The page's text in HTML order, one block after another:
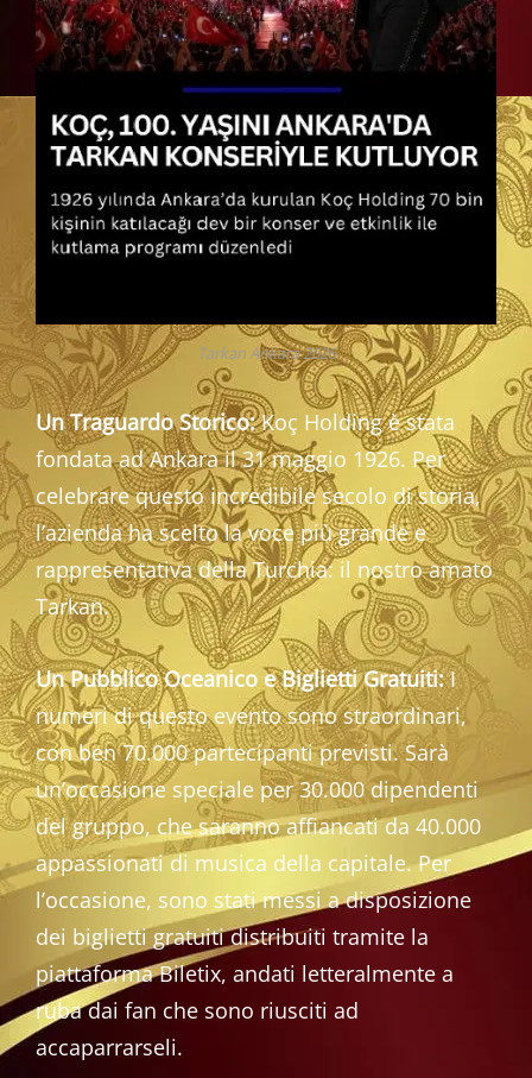
Tarkan Ankara 2026
Un Traguardo Storico:Koç Holding è stata
fondata ad Ankara il 31 maggio 1926. Per
celebrare questo incredibile secolo di storia,
l’azienda ha scelto la voce più grande e
rappresentativa della Turchia: il nostro amato
Tarkan.
Un Pubblico Oceanico e Biglietti Gratuiti:I
numeri di questo evento sono straordinari,
con ben 70.000 partecipanti previsti. Sarà
un’occasione speciale per 30.000 dipendenti
del gruppo, che saranno affiancati da 40.000
appassionati di musica della capitale. Per
l’occasione, sono stati messi a disposizione
dei biglietti gratuiti distribuiti tramite la
piattaforma Biletix, andati letteralmente a
ruba dai fan che sono riusciti ad
accaparrarseli.